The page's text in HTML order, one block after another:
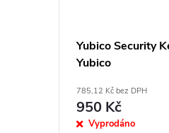
Yubico Security
Yubico
785,12 Kč bez DPH
950 Kč
Vyprodáno